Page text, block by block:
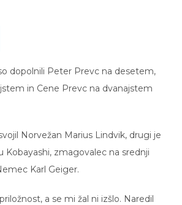
dopolnili Peter Prevc na desetem,
in Cene Prevc na dvanajstem
Norvežan Marius Lindvik, drugi je
Kobayashi, zmagovalec na srednji
Karl Geiger.
a se mi žal ni izšlo. Naredil